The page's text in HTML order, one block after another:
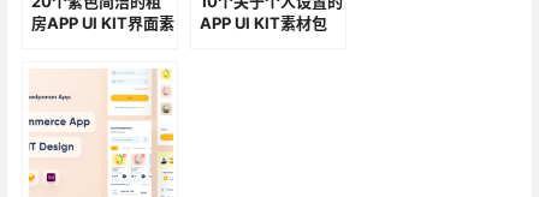
房APP UI KIT界面素
APP UI KIT素材包